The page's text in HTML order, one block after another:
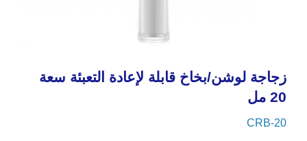
زجاجة لوشن/بخاخ قابلة لإعادة التعبئة سعة
20 مل
CRB-20